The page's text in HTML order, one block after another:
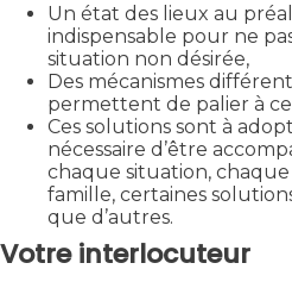
Un état des lieux au
indispensable pour ne
situation non désirée,
Des mécanismes
permettent de palier à
Ces solutions sont à
nécessaire d’être
chaque situation,
famille, certaines
que d’autres.
Votre interlocuteur